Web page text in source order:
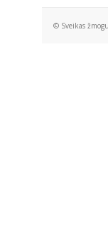
© Sveikas